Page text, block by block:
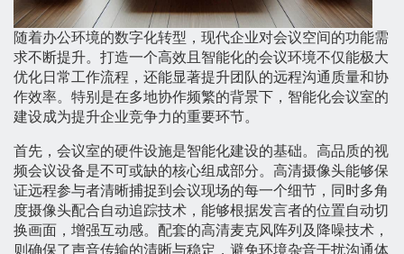
随着办公环境的数字化转型，现代企业对会议空间的功能需
求不断提升。打造一个高效且智能化的会议环境不仅能极大
优化日常工作流程，还能显著提升团队的远程沟通质量和协
作效率。特别是在多地协作频繁的背景下，智能化会议室的
建设成为提升企业竞争力的重要环节。
首先，会议室的硬件设施是智能化建设的基础。高品质的视
频会议设备是不可或缺的核心组成部分。高清摄像头能够保
证远程参与者清晰捕捉到会议现场的每一个细节，同时多角
度摄像头配合自动追踪技术，能够根据发言者的位置自动切
换画面，增强互动感。配套的高清麦克风阵列及降噪技术，
则确保了声音传输的清晰与稳定，避免环境杂音干扰沟通体